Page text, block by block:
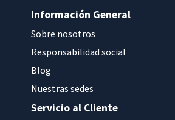
Información General
Sobre nosotros
Responsabilidad social
Blog
Nuestras sedes
Servicio al Cliente